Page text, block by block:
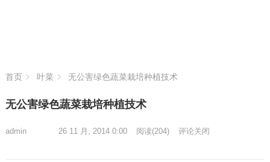
首页 叶菜 无公害绿色蔬菜栽培种植技术
无公害绿色蔬菜栽培种植技术
admin 26 11 月, 2014 0:00 阅读(204) 评论关闭